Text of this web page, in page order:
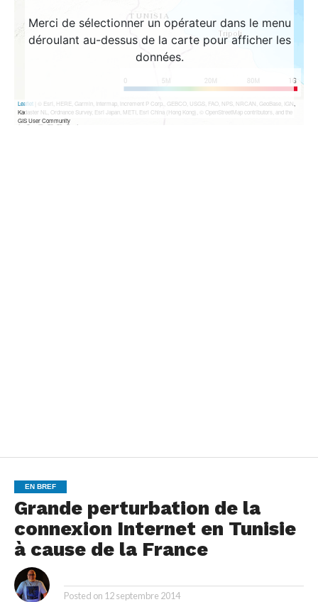
EN BREF
Grande perturbation de la
connexion Internet en Tunisie
à cause de la France
Posted on 12 septembre 2014